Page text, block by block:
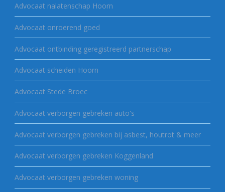
Advocaat nalatenschap Hoorn
Advocaat onroerend goed
Advocaat ontbinding geregistreerd partnerschap
Advocaat scheiden Hoorn
Advocaat Stede Broec
Advocaat verborgen gebreken auto's
Advocaat verborgen gebreken bij asbest, houtrot & meer
Advocaat verborgen gebreken Koggenland
Advocaat verborgen gebreken woning